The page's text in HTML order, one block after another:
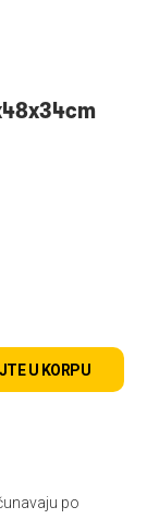
U KORPU
po